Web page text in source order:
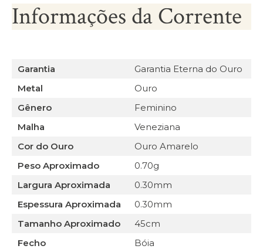
Informações da Corrente
Garantia
Garantia Eterna do Ouro
Metal
Ouro
Gênero
Feminino
Malha
Veneziana
Cor do Ouro
Ouro Amarelo
Peso Aproximado
0.70g
Largura Aproximada
0.30mm
Espessura Aproximada
0.30mm
Tamanho Aproximado
45cm
Fecho
Bóia